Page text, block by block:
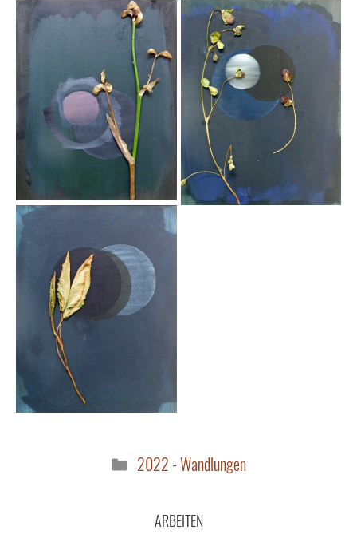
Kategorien
2022 - Wandlungen
ARBEITEN